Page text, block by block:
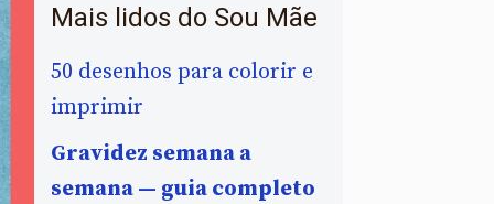
Mais lidos do Sou Mãe
50 desenhos para colorir e
imprimir
Gravidez semana a
semana — guia completo